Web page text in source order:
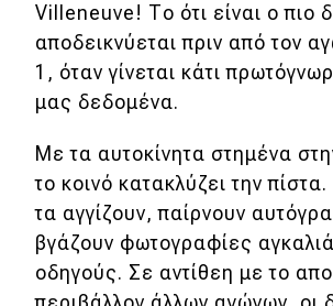
Villeneuve! Το ότι είναι ο πιο
αποδεικνύεται πριν από τον
1, όταν γίνεται κάτι
μας δεδομένα.
Με τα αυτοκίνητα στημένα
το κοινό κατακλύζει την
τα αγγίζουν, παίρνουν
βγάζουν φωτογραφίες
οδηγούς. Σε αντίθεη με το